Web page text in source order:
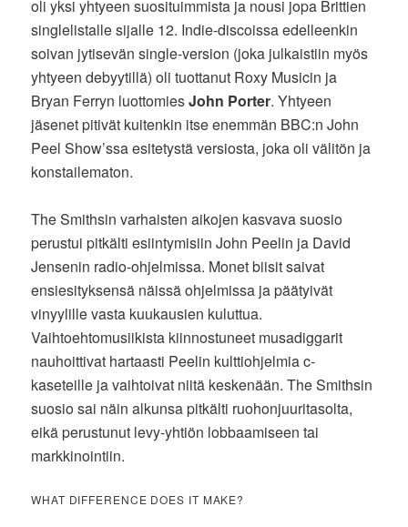
oli yksi yhtyeen suosituimmista ja nousi jopa Brittien
singlelistalle sijalle 12. Indie-discoissa edelleenkin
soivan jytisevän single-version (joka julkaistiin myös
yhtyeen debyytillä) oli tuottanut Roxy Musicin ja
Bryan Ferryn luottomiesJohn Porter. Yhtyeen
jäsenet pitivät kuitenkin itse enemmän BBC:n John
Peel Show’ssa esitetystä versiosta, joka oli välitön ja
konstailematon.
The Smithsin varhaisten aikojen kasvava suosio
perustui pitkälti esiintymisiin John Peelin ja David
Jensenin radio-ohjelmissa. Monet biisit saivat
ensiesityksensä näissä ohjelmissa ja päätyivät
vinyylille vasta kuukausien kuluttua.
Vaihtoehtomusiikista kiinnostuneet musadiggarit
nauhoittivat hartaasti Peelin kulttiohjelmia c-
kaseteille ja vaihtoivat niitä keskenään. The Smithsin
suosio sai näin alkunsa pitkälti ruohonjuuritasolta,
eikä perustunut levy-yhtiön lobbaamiseen tai
markkinointiin.
WHAT DIFFERENCE DOES IT MAKE?